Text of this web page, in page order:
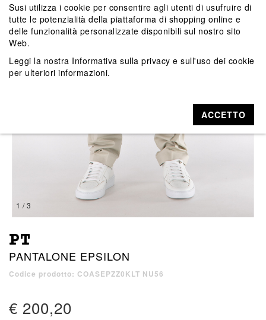
1 / 3
PT
PANTALONE EPSILON
Codice prodotto: COASEPZZ0KLT NU56
€ 200,20
Susi utilizza i cookie per consentire agli utenti di usufruire di
tutte le potenzialità della piattaforma di shopping online e
delle funzionalità personalizzate disponibili sul nostro sito
Web.
Leggi la nostra Informativa sulla privacy e sull'uso dei cookie
per ulteriori informazioni.
ACCETTO